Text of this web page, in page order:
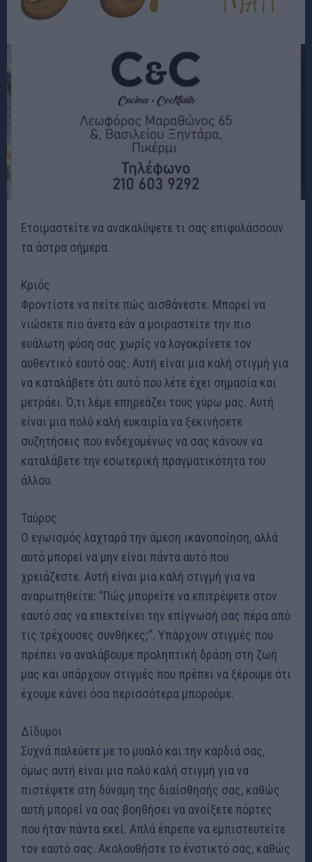
Ετοιμαστείτε να ανακαλύψετε τι σας επιφυλάσσουν
τα άστρα σήμερα.
Κριός
Φροντίστε να πείτε πώς αισθάνεστε. Μπορεί να
νιώσετε πιο άνετα εάν α μοιραστείτε την πιο
ευάλωτη φύση σας χωρίς να λογοκρίνετε τον
αυθεντικό εαυτό σας. Αυτή είναι μια καλή στιγμή για
να καταλάβετε ότι αυτό που λέτε έχει σημασία και
μετράει. Ό,τι λέμε επηρεάζει τους γύρω μας. Αυτή
είναι μια πολύ καλή ευκαιρία να ξεκινήσετε
συζητήσεις που ενδεχομένως να σας κάνουν να
καταλάβετε την εσωτερική πραγματικότητα του
άλλου.
Ταύρος
Ο εγωισμός λαχταρά την άμεση ικανοποίηση, αλλά
αυτό μπορεί να μην είναι πάντα αυτό που
χρειάζεστε. Αυτή είναι μια καλή στιγμή για να
αναρωτηθείτε: “Πώς μπορείτε να επιτρέψετε στον
εαυτό σας να επεκτείνει την επίγνωσή σας πέρα από
τις τρέχουσες συνθήκες;”. Υπάρχουν στιγμές που
πρέπει να αναλάβουμε προληπτική δράση στη ζωή
μας και υπάρχουν στιγμές που πρέπει να ξέρουμε ότι
έχουμε κάνει όσα περισσότερα μπορούμε.
Δίδυμοι
Συχνά παλεύετε με το μυαλό και την καρδιά σας,
όμως αυτή είναι μια πολύ καλή στιγμή για να
πιστέψετε στη δύναμη της διαίσθησής σας, καθώς
αυτή μπορεί να σας βοηθήσει να ανοίξετε πόρτες
που ήταν πάντα εκεί. Απλά έπρεπε να εμπιστευτείτε
τον εαυτό σας. Ακολουθήστε το ένστικτό σας, καθώς